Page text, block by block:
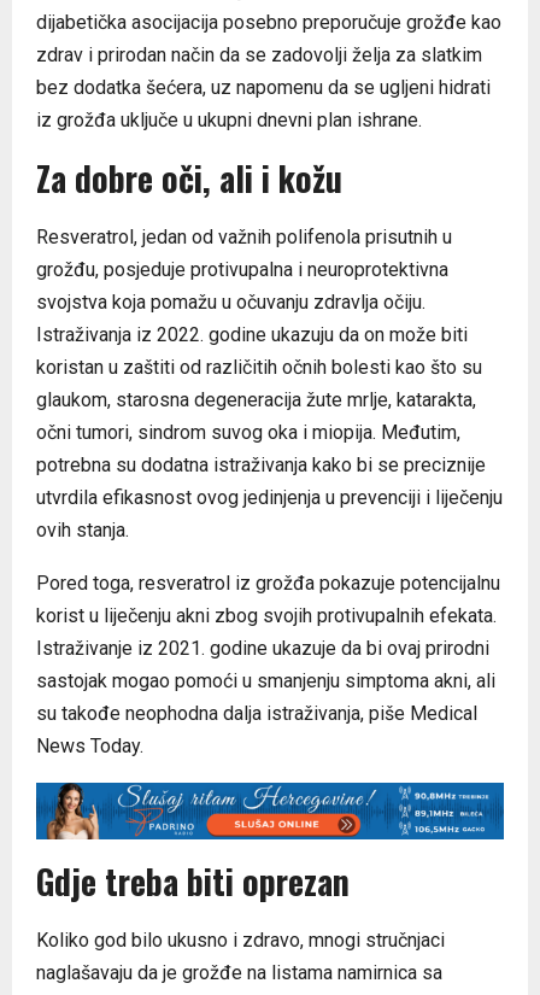
dijabetička asocijacija posebno preporučuje grožđe kao
zdrav i prirodan način da se zadovolji želja za slatkim
bez dodatka šećera, uz napomenu da se ugljeni hidrati
iz grožđa uključe u ukupni dnevni plan ishrane.
Za dobre oči, ali i kožu
Resveratrol, jedan od važnih polifenola prisutnih u
grožđu, posjeduje protivupalna i neuroprotektivna
svojstva koja pomažu u očuvanju zdravlja očiju.
Istraživanja iz 2022. godine ukazuju da on može biti
koristan u zaštiti od različitih očnih bolesti kao što su
glaukom, starosna degeneracija žute mrlje, katarakta,
očni tumori, sindrom suvog oka i miopija. Međutim,
potrebna su dodatna istraživanja kako bi se preciznije
utvrdila efikasnost ovog jedinjenja u prevenciji i liječenju
ovih stanja.
Pored toga, resveratrol iz grožđa pokazuje potencijalnu
korist u liječenju akni zbog svojih protivupalnih efekata.
Istraživanje iz 2021. godine ukazuje da bi ovaj prirodni
sastojak mogao pomoći u smanjenju simptoma akni, ali
su takođe neophodna dalja istraživanja, piše Medical
News Today.
Gdje treba biti oprezan
Koliko god bilo ukusno i zdravo, mnogi stručnjaci
naglašavaju da je grožđe na listama namirnica sa